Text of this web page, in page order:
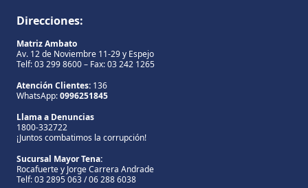
Direcciones:
Matriz Ambato
Av. 12 de Noviembre 11-29 y Espejo
Telf: 03 299 8600 – Fax: 03 242 1265
Atención Clientes: 136
WhatsApp:0996251845
Llama a Denuncias
1800-332722
¡Juntos combatimos la corrupción!
Sucursal Mayor Tena:
Rocafuerte y Jorge Carrera Andrade
Telf: 03 2895 063 / 06 288 6038